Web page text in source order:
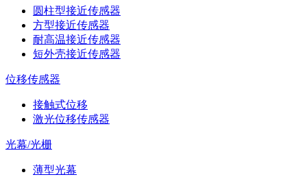
圆柱型接近传感器
方型接近传感器
耐高温接近传感器
短外壳接近传感器
位移传感器
接触式位移
激光位移传感器
光幕/光栅
薄型光幕